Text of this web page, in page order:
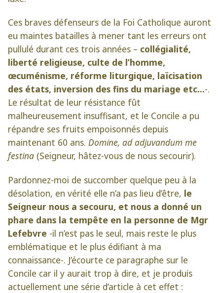
Ces braves défenseurs de la Foi Catholique auront
eu maintes batailles à mener tant les erreurs ont
pullulé durant ces trois années – collégialité,
liberté religieuse, culte de l’homme,
œcuménisme, réforme liturgique, laïcisation
des états, inversion des fins du mariage etc…-.
Le résultat de leur résistance fût
malheureusement insuffisant, et le Concile a pu
répandre ses fruits empoisonnés depuis
maintenant 60 ans. Domine, ad adjuvandum me
festina (Seigneur, hâtez-vous de nous secourir).
Pardonnez-moi de succomber quelque peu à la
désolation, en vérité elle n’a pas lieu d’être, le
Seigneur nous a secouru, et nous a donné un
phare dans la tempête en la personne de Mgr
Lefebvre -il n’est pas le seul, mais reste le plus
emblématique et le plus édifiant à ma
connaissance-. J’écourte ce paragraphe sur le
Concile car il y aurait trop à dire, et je produis
actuellement une série d’article à cet effet :